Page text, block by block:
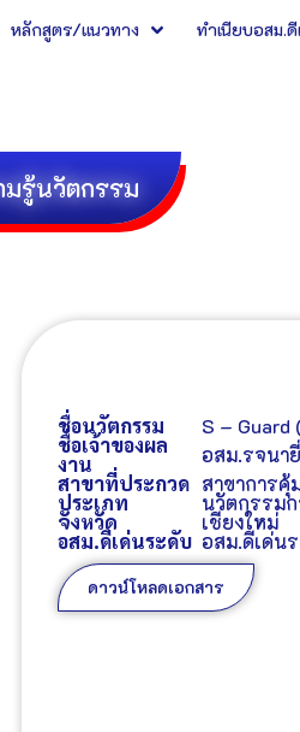
หลักสูตร/แนวทาง ทำเนียบอสม.ดี
มรู้นวัตกรรม
ชื่อนวัตกรรม S –
ชื่อเจ้าของผล
งาน อสม.รจนา
สาขาที่ประกวด สาขาการ
ประเภท นวัตกรรมก
จังหวัด เชียงใหม่
อสม.ดีเด่นระดับ อสม.ดีเด่น
ดาวน์โหลดเอกสาร